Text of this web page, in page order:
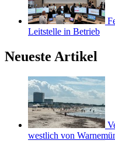
Leitstelle in Betrieb
Neueste Artikel
westlich von